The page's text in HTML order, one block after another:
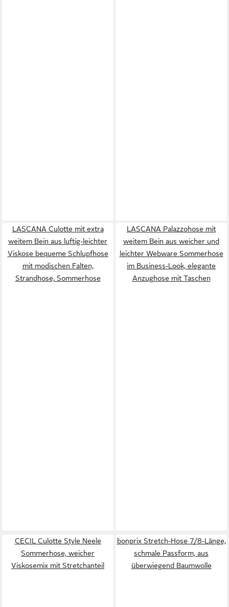
LASCANA Culotte mit extra
weitem Bein aus luftig-leichter
Viskose bequeme Schlupfhose
mit modischen Falten,
Strandhose, Sommerhose
LASCANA Palazzohose mit
weitem Bein aus weicher und
leichter Webware Sommerhose
im Business-Look, elegante
Anzughose mit Taschen
CECIL Culotte Style Neele
Sommerhose, weicher
Viskosemix mit Stretchanteil
bonprix Stretch-Hose 7/8-Länge,
schmale Passform, aus
überwiegend Baumwolle